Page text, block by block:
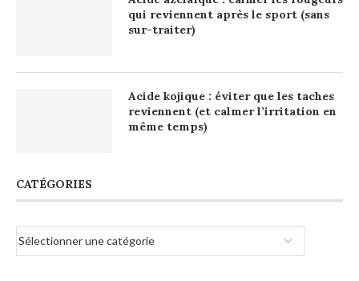
qui reviennent après le sport (sans
sur-traiter)
Acide kojique : éviter que les taches
reviennent (et calmer l’irritation en
même temps)
CATÉGORIES